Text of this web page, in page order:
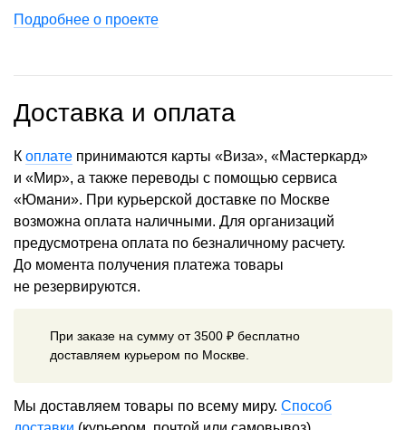
Подробнее о проекте
Доставка и оплата
К оплате принимаются карты «Виза», «Мастеркард»
и «Мир», а также переводы с помощью сервиса
«Юмани». При курьерской доставке по Москве
возможна оплата наличными. Для организаций
предусмотрена оплата по безналичному расчету.
До момента получения платежа товары
не резервируются.
При заказе на сумму от 3500 ₽ бесплатно
доставляем курьером по Москве.
Мы доставляем товары по всему миру. Способ